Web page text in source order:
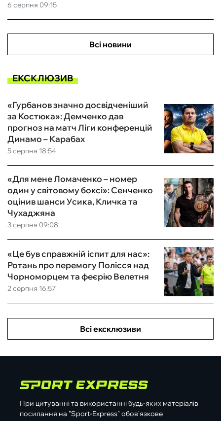
6 серпня 09:15
Всі новини
ЕКСКЛЮЗИВ
5 серпня 18:54
«Гурбанов значно досвідченіший
за Костюка»: Демченко дав
прогноз на матч Ліги конференцій
Динамо – Карабах
3 серпня 09:08
«Для мене Ломаченко – номер
один у світовому боксі»: Сенченко
оцінив шанси Усика, Кличка та
Чухаджяна
2 серпня 16:57
«Це був справжній іспит для нас»:
Ротань про перемогу Полісся над
Чорноморцем та феєрію Велетня
Всі ексклюзиви
При цитуванні та використанні будь-яких матеріалів
посилання на "Sport-Express" обов'язкове